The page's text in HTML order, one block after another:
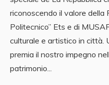
riconoscendo il valore della
Politecnico” Ets e di
culturale e artistico in città.
premia il nostro impegno
patrimonio...